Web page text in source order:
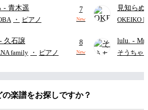
- 青木遥
・ ピアノ
- 久石譲
family
・ ピアノ
7
New
見知ら
ャツが乾
OKEIKO
8
New
lulu. -
そうちゃ
の楽譜をお探しですか？